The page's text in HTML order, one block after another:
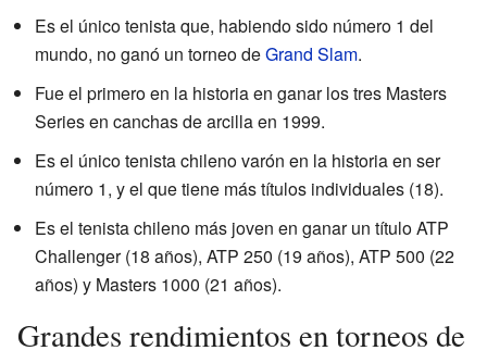
Es el único tenista que, habiendo sido número 1 del
mundo, no ganó un torneo deGrand Slam.
Fue el primero en la historia en ganar los tres Masters
Series en canchas de arcilla en 1999.
Es el único tenista chileno varón en la historia en ser
número 1, y el que tiene más títulos individuales (18).
Es el tenista chileno más joven en ganar un título ATP
Challenger (18 años), ATP 250 (19 años), ATP 500 (22
años) y Masters 1000 (21 años).
Grandes rendimientos en torneos de